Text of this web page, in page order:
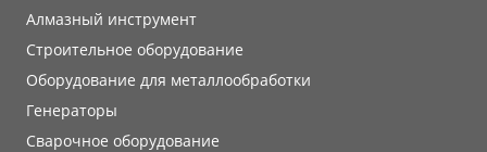
Алмазный инструмент
Строительное оборудование
Оборудование для металлообработки
Генераторы
Сварочное оборудование